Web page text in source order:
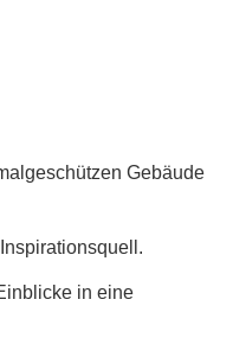
Gebäude
in eine